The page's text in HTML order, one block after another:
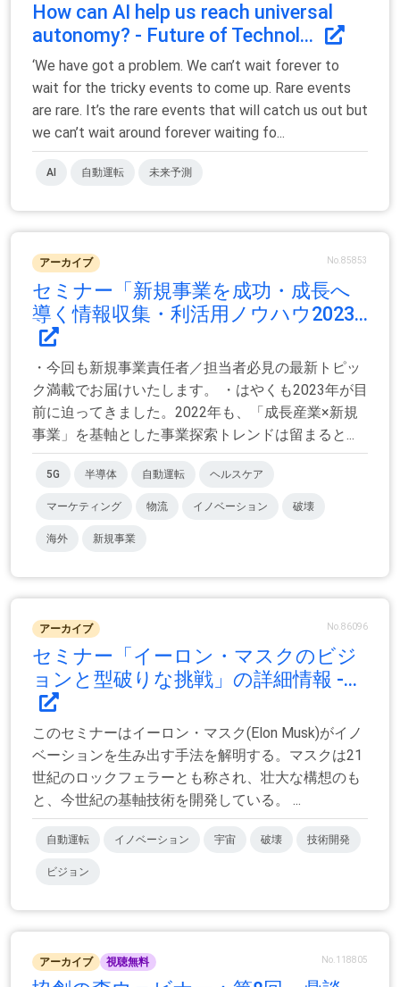
How can AI help us reach universal
autonomy? - Future of Technol...
‘We have got a problem. We can’t wait forever to
wait for the tricky events to come up. Rare events
are rare. It’s the rare events that will catch us out but
we can’t wait around forever waiting fo...
AI 自動運転 未来予測
アーカイブ No.85853
セミナー「新規事業を成功・成長へ
導く情報収集・利活用ノウハウ2023...
・今回も新規事業責任者／担当者必見の最新トピッ
ク満載でお届けいたします。 ・はやくも2023年が目
前に迫ってきました。2022年も、「成長産業×新規
事業」を基軸とした事業探索トレンドは留まると...
5G 半導体 自動運転 ヘルスケア
マーケティング 物流 イノベーション 破壊
海外 新規事業
アーカイブ No.86096
セミナー「イーロン・マスクのビジ
ョンと型破りな挑戦」の詳細情報 -...
このセミナーはイーロン・マスク(Elon Musk)がイノ
ベーションを生み出す手法を解明する。マスクは21
世紀のロックフェラーとも称され、壮大な構想のも
と、今世紀の基軸技術を開発している。 ...
自動運転 イノベーション 宇宙 破壊 技術開発
ビジョン
アーカイブ 視聴無料 No.118805